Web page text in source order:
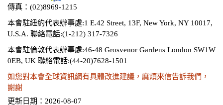
傳真：(02)8969-1215
本會駐紐約代表辦事處:1 E.42 Street, 13F, New York, NY 10017,
U.S.A. 聯絡電話:(1-212) 317-7326
本會駐倫敦代表辦事處:46-48 Grosvenor Gardens London SW1W
0EB, UK 聯絡電話:(44-20)7628-1501
如您對本會全球資訊網有具體改進建議，麻煩來信告訴我們，
謝謝
更新日期：2026-08-07